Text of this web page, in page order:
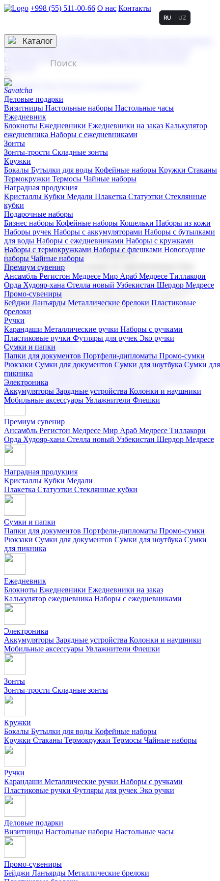
+998 (55) 511-00-66 О нас Контакты
3D гравировка
смолой (Doming)
гравировка твердая
тиснение
RU UZ
☰
Контакты
Каталог
Деловые подарки
Визитницы Настольные наборы Настольные часы
Ежедневник
Блокноты Ежедневники Ежедневники на заказ Калькулятор
ежедневника Наборы с ежедневниками
Зонты
Зонты-трости Складные зонты
Кружки
Бокалы Бутылки для воды Кофейные наборы Кружки Стаканы
Термокружки Термосы Чайные наборы
Наградная продукция
Kристаллы Кубки Медали Плакетка Статуэтки Стеклянные
кубки
Подарочные наборы
Бизнес наборы Кофейные наборы Кошельки Наборы из кожи
Наборы ручек Наборы с аккумуляторами Наборы с бутылками
для воды Наборы с ежедневниками Наборы с кружками
Наборы с термокружками Наборы с флешками Новогодние
наборы Чайные наборы
Премиум сувенир
Ансамбль Регистон Медресе Мир Араб Медресе Тиллакори
Орда Худояр-хана Стелла новый Узбекистан Шердор Медресе
Промо-сувениры
Бейджи Ланъярды Металлические брелоки Пластиковые
брелоки
Ручки
Карандаши Металлические ручки Наборы с ручками
Пластиковые ручки Футляры для ручек Эко ручки
Сумки и папки
Папки для документов Портфели-дипломаты Промо-сумки
Рюкзаки Сумки для документов Сумки для ноутбука Сумки для
пикника
Электроника
Аккумуляторы Зарядные устройства Колонки и наушники
Мобильные аксессуары Увлажнители Флешки
Корпоративные подарки
Поставка со склада и производство
Мы предлагаем широкий выбор корпоративных подарков и
сувениров с логотипом. В нашем каталоге вы найдете
продукцию для бизнеса, мероприятия и клиентов.
Подарочные наборы
Бизнес наборыКофейные наборы Кошельки
Наборы из кожиНаборы ручекНаборы с аккумуляторами
Наборы с бутылками для воды
Наборы с ежедневниками
Наборы с кружками
флешкамиНовогодние наборыЧайные наборы
Премиум сувенир
Ансамбль Регистон Медресе Мир Араб Медресе Тиллакори
Орда Худояр-хана Стелла новый Узбекистан Шердор Медресе
Наградная продукция
Kристаллы Кубки Медали
Плакетка Статуэтки Стеклянные кубки
Сумки и папки
Папки для документов Портфели-дипломаты Промо-сумки
Рюкзаки Сумки для документов Сумки для ноутбука Сумки
для пикника
Ежедневник
Блокноты Ежедневники Ежедневники на заказ
Калькулятор ежедневника Наборы с ежедневниками
Электроника
Аккумуляторы Зарядные устройства Колонки и наушники
Мобильные аксессуары Увлажнители Флешки
Зонты
Зонты-трости Складные зонты
Кружки
Бокалы Бутылки для воды Кофейные наборы
Кружки Стаканы Термокружки Термосы Чайные наборы
Ручки
Карандаши Металлические ручки Наборы с ручками
Пластиковые ручки Футляры для ручек Эко ручки
Деловые подарки
Визитницы Настольные наборы Настольные часы
Промо-сувениры
Бейджи Ланъярды Металлические брелоки